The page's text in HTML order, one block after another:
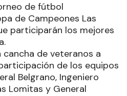
de fútbol
de Campeones Las
participarán los mejores
de veteranos a
de los equipos
Belgrano, Ingeniero
Lomitas y General